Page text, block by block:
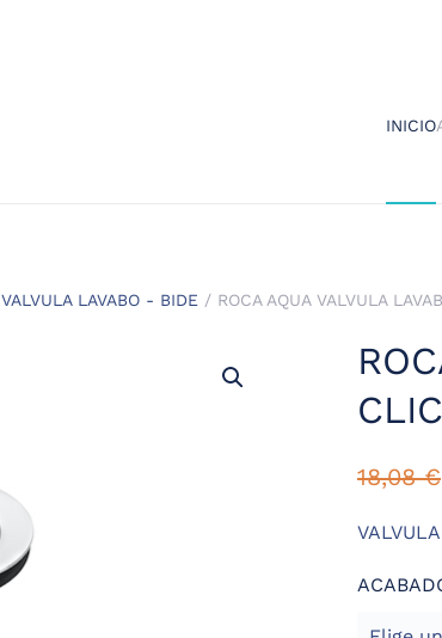
INICIO
VALVULA LAVABO - BIDE / ROCA AQUA VALVULA
18,08€